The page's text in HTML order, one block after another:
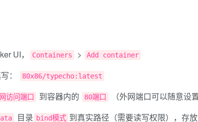
UI， Containers > Add container
： 80x86/typecho:latest
访问端口 到容器内的 80端口
（外网端口可以随意设置
目录 bind模式 到真实路径（需要读写权限），存